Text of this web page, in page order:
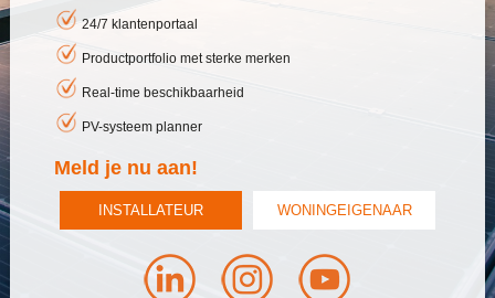
24/7 klantenportaal
Productportfolio met sterke merken
Real-time beschikbaarheid
PV-systeem planner
Meld je nu aan!
INSTALLATEUR WONINGEIGENAAR